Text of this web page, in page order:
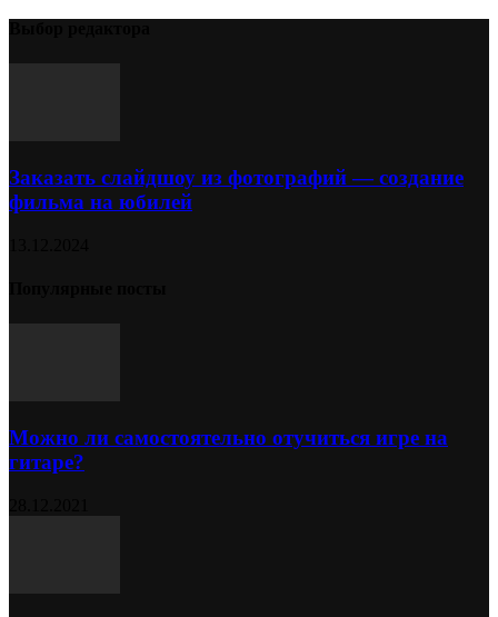
Заказать слайдшоу из фотографий — создание
фильма на юбилей
Можно ли самостоятельно отучиться игре на
гитаре?